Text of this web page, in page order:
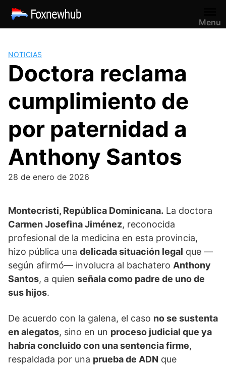
Saltar
contenido
Menu
NOTICIAS
Doctora reclama
cumplimiento de
por paternidad a
Anthony Santos
28 de enero de 2026
Montecristi, República Dominicana. La doctora
Carmen Josefina Jiménez, reconocida
profesional de la medicina en esta provincia,
hizo pública una delicada situación legal que —
según afirmó— involucra al bachatero Anthony
Santos, a quien señala como padre de uno de
sus hijos.
De acuerdo con la galena, el caso no se sustenta
en alegatos, sino en un proceso judicial que ya
habría concluido con una sentencia firme,
respaldada por una prueba de ADN que